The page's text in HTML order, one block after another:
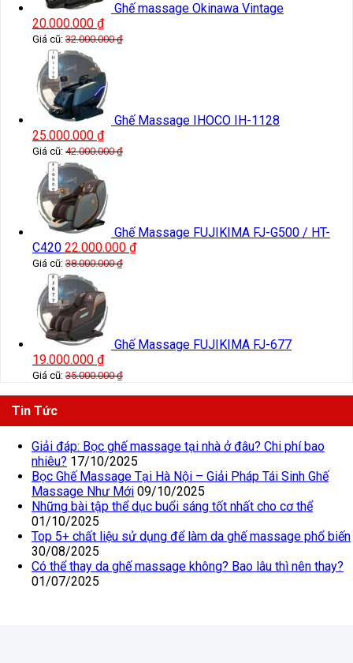
Ghế massage Okinawa Vintage
20.000.000 ₫
Giá cũ: 32.000.000₫
Ghế Massage IHOCO IH-1128
25.000.000 ₫
Giá cũ: 42.000.000₫
Ghế Massage FUJIKIMA FJ-G500 / HT-
C420 22.000.000 ₫
Giá cũ: 38.000.000₫
Ghế Massage FUJIKIMA FJ-677
19.000.000 ₫
Giá cũ: 35.000.000₫
Tin Tức
Giải đáp: Bọc ghế massage tại nhà ở đâu? Chi phí bao
nhiêu? 17/10/2025
Bọc Ghế Massage Tại Hà Nội – Giải Pháp Tái Sinh Ghế
Massage Như Mới 09/10/2025
Những bài tập thể dục buổi sáng tốt nhất cho cơ thể
01/10/2025
Top 5+ chất liệu sử dụng để làm da ghế massage phổ biến
30/08/2025
Có thể thay da ghế massage không? Bao lâu thì nên thay?
01/07/2025